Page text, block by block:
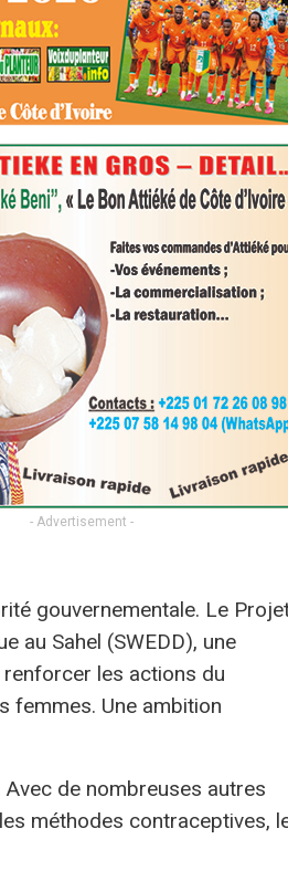
- Advertisement -
gouvernementale. Le
au Sahel (SWEDD), une
les actions du
femmes. Une ambition
de nombreuses autres
méthodes contraceptives,